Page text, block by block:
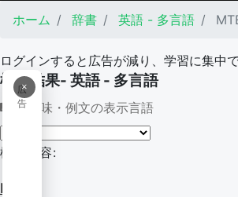
ホーム
辞書 英語 - 多言語
ログインすると広告が減り、学習に集中で
×
広
告
検索結果- 英語 - 多言語
意味・例文の表示言語
検索内容:
MTE,